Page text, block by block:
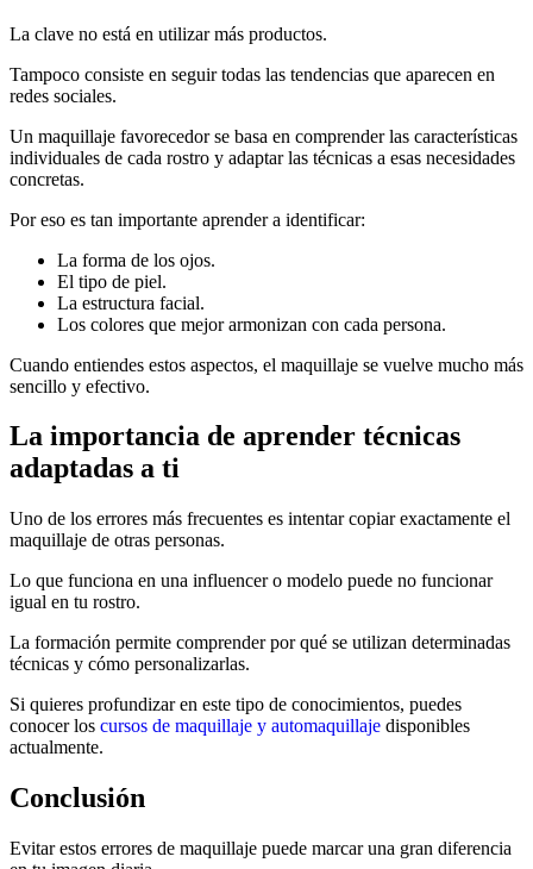
La clave no está en utilizar más productos.
Tampoco consiste en seguir todas las tendencias que aparecen en
redes sociales.
Un maquillaje favorecedor se basa en comprender las características
individuales de cada rostro y adaptar las técnicas a esas necesidades
concretas.
Por eso es tan importante aprender a identificar:
La forma de los ojos.
El tipo de piel.
La estructura facial.
Los colores que mejor armonizan con cada persona.
Cuando entiendes estos aspectos, el maquillaje se vuelve mucho más
sencillo y efectivo.
La importancia de aprender técnicas
adaptadas a ti
Uno de los errores más frecuentes es intentar copiar exactamente el
maquillaje de otras personas.
Lo que funciona en una influencer o modelo puede no funcionar
igual en tu rostro.
La formación permite comprender por qué se utilizan determinadas
técnicas y cómo personalizarlas.
Si quieres profundizar en este tipo de conocimientos, puedes
conocer los cursos de maquillaje y automaquillaje disponibles
actualmente.
Conclusión
Evitar estos errores de maquillaje puede marcar una gran diferencia